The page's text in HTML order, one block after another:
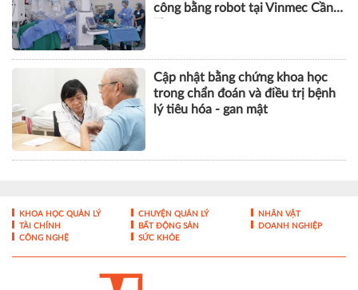
công bằng robot tại Vinmec Cần
Cập nhật bằng chứng khoa học
trong chẩn đoán và điều trị bệnh
lý tiêu hóa - gan mật
KHOA HỌC QUẢN LÝ CHUYỆN QUẢN LÝ
NHÂN VẬT
TÀI CHÍNH
BẤT ĐỘNG SẢN
DOANH NGHIỆP
CÔNG NGHỆ
SỨC KHỎE